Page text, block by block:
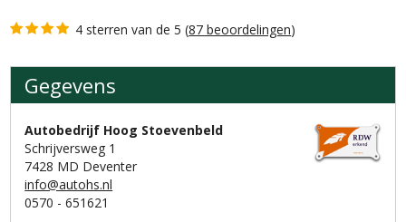
4 sterren van de 5 (87 beoordelingen)
Gegevens
Gegevens
Autobedrijf Hoog Stoevenbeld
Schrijversweg 1
7428 MD Deventer
info@autohs.nl
0570 - 651621